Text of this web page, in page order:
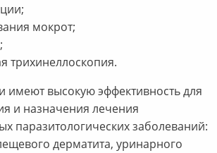
мокрот;
трихинеллоскопия.
имеют высокую эффективность для
и назначения лечения
паразитологических заболеваний:
дерматита, уринарного